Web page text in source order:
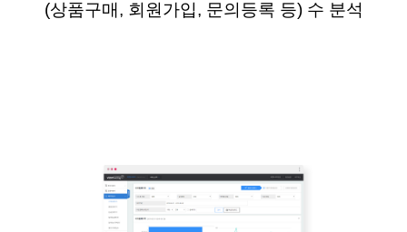
(상품구매, 회원가입, 문의등록 등) 수 분석